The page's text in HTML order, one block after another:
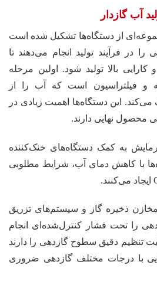
آب گازدار
از دستگاه‌ها تشکیل شده است
در فرآیند تولید انجام می‌دهند تا
بالا تولید شود. اولین مرحله
و فیلتراسیون است که آب را از
می‌کند. این دستگاه‌ها اهمیت زیادی در
محصول نهایی دارند.
به کمک دستگاه‌های خنک‌کننده
با کاهش دمای آب، شرایط مطلوبی
ذخیره گاز و سیستم‌های تزریق
را تحت فشار کنترل‌شده‌ای انجام
تنظیم دقیق سطوح گازدهی را دارند
با درجات مختلف گازدهی ضروری